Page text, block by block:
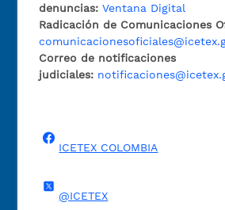
denuncias: Ventana Digital
Radicación de Comunicaciones
Correo de notificaciones
judiciales:
ICETEX COLOMBIA
@ICETEX